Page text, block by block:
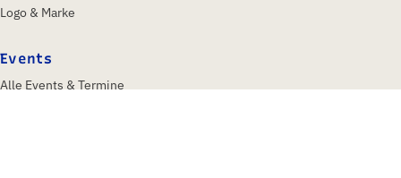
Logo & Marke
Events
Alle Events & Termine